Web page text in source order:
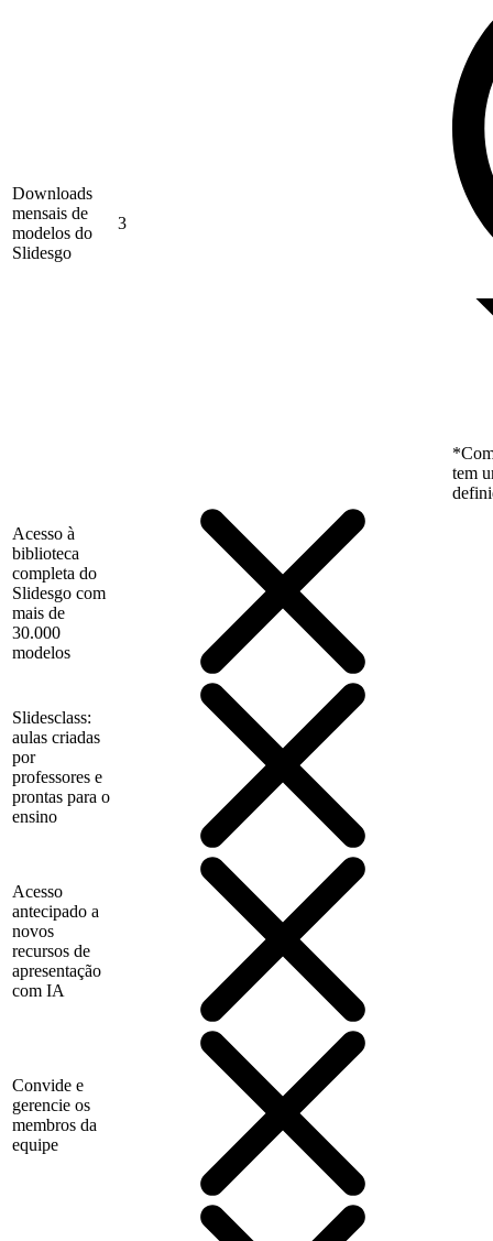
Downloads
mensais de
modelos do
Slidesgo
3
tem
Acesso à
biblioteca
completa do
Slidesgo com
mais de
30.000
modelos
Slidesclass:
aulas criadas
por
professores e
prontas para o
ensino
Acesso
antecipado a
novos
recursos de
apresentação
com IA
Convide e
gerencie os
membros da
equipe